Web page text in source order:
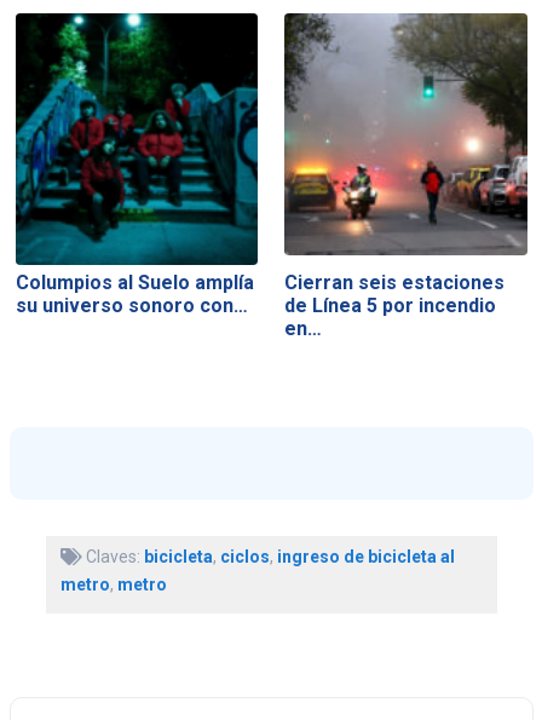
Columpios al Suelo amplía
su universo sonoro con…
Cierran seis estaciones
de Línea 5 por incendio
en…
Claves: bicicleta, ciclos, ingreso de bicicleta al
metro, metro